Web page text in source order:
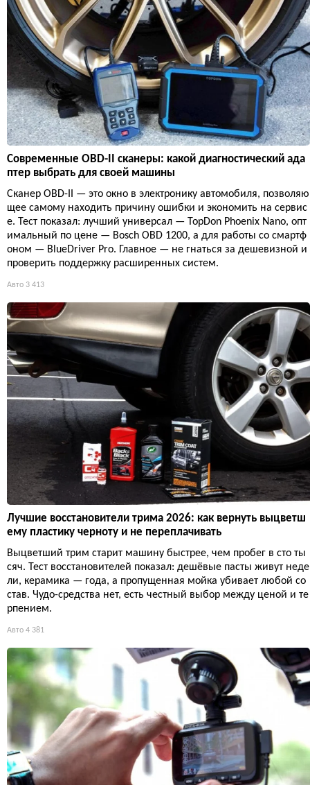
Современные OBD-II сканеры: какой диагностический ада
птер выбрать для своей машины
Сканер OBD-II — это окно в электронику автомобиля, позволяю
щее самому находить причину ошибки и экономить на сервис
е. Тест показал: лучший универсал — TopDon Phoenix Nano, опт
имальный по цене — Bosch OBD 1200, а для работы со смартф
оном — BlueDriver Pro. Главное — не гнаться за дешевизной и
проверить поддержку расширенных систем.
Авто 3 413
Лучшие восстановители трима 2026: как вернуть выцветш
ему пластику черноту и не переплачивать
Выцветший трим старит машину быстрее, чем пробег в сто ты
сяч. Тест восстановителей показал: дешёвые пасты живут неде
ли, керамика — года, а пропущенная мойка убивает любой со
став. Чудо-средства нет, есть честный выбор между ценой и те
рпением.
Авто 4 381